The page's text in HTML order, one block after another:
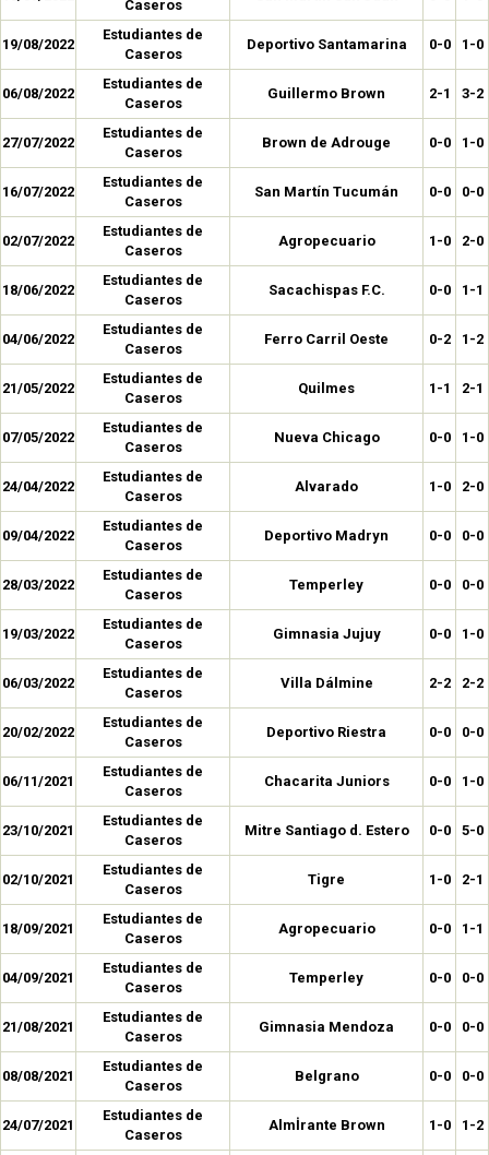
Caseros
19/08/2022
Estudiantes de
Caseros
Deportivo Santamarina 0-0 1-0
06/08/2022
Estudiantes de
Caseros
Guillermo Brown 2-1 3-2
27/07/2022
Estudiantes de
Caseros
Brown de Adrouge 0-0 1-0
16/07/2022
Estudiantes de
Caseros
San Martín Tucumán 0-0 0-0
02/07/2022
Estudiantes de
Caseros
Agropecuario 1-0 2-0
18/06/2022
Estudiantes de
Caseros
Sacachispas F.C. 0-0 1-1
04/06/2022
Estudiantes de
Caseros
Ferro Carril Oeste 0-2 1-2
21/05/2022
Estudiantes de
Caseros
Quilmes 1-1 2-1
07/05/2022
Estudiantes de
Caseros
Nueva Chicago 0-0 1-0
24/04/2022
Estudiantes de
Caseros
Alvarado 1-0 2-0
09/04/2022
Estudiantes de
Caseros
Deportivo Madryn 0-0 0-0
28/03/2022
Estudiantes de
Caseros
Temperley 0-0 0-0
19/03/2022
Estudiantes de
Caseros
Gimnasia Jujuy 0-0 1-0
06/03/2022
Estudiantes de
Caseros
Villa Dálmine 2-2 2-2
20/02/2022
Estudiantes de
Caseros
Deportivo Riestra 0-0 0-0
06/11/2021
Estudiantes de
Caseros
Chacarita Juniors 0-0 1-0
23/10/2021
Estudiantes de
Caseros
Mitre Santiago d. Estero 0-0 5-0
02/10/2021
Estudiantes de
Caseros
Tigre 1-0 2-1
18/09/2021
Estudiantes de
Caseros
Agropecuario 0-0 1-1
04/09/2021
Estudiantes de
Caseros
Temperley 0-0 0-0
21/08/2021
Estudiantes de
Caseros
Gimnasia Mendoza 0-0 0-0
08/08/2021
Estudiantes de
Caseros
Belgrano 0-0 0-0
24/07/2021
Estudiantes de
Caseros
Almİrante Brown 1-0 1-2